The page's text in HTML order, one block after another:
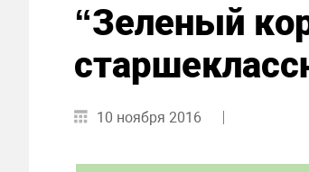
“Зеленый
10 ноября 2016